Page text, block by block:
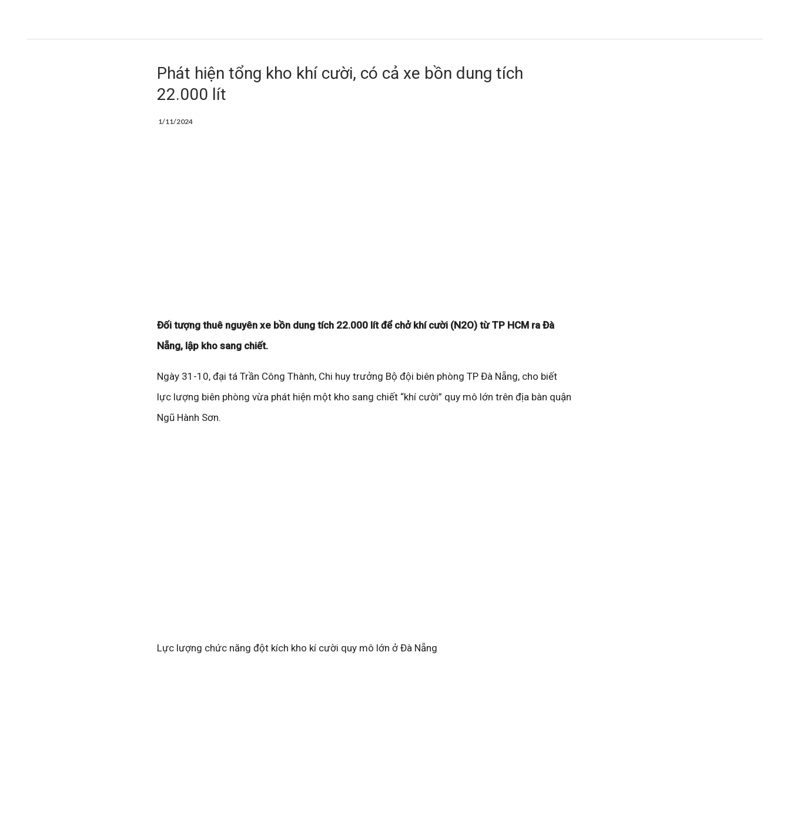
Phát hiện tổng kho khí cười, có cả xe bồn dung tích
22.000 lít
1/11/2024
Đối tượng thuê nguyên xe bồn dung tích 22.000 lít để chở khí cười (N2O) từ TP HCM ra Đà
Nẵng, lập kho sang chiết.
Ngày 31-10, đại tá Trần Công Thành, Chi huy trưởng Bộ đội biên phòng TP Đà Nẵng, cho biết
lực lượng biên phòng vừa phát hiện một kho sang chiết “khí cười” quy mô lớn trên địa bàn quận
Ngũ Hành Sơn.
Lực lượng chức năng đột kích kho kí cười quy mô lớn ở Đà Nẵng